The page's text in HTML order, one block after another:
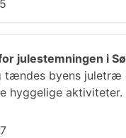
julestemningen i
tændes byens juletræ
hyggelige